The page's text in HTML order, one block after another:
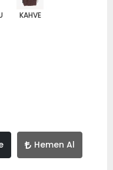
KAHVE
Hemen Al